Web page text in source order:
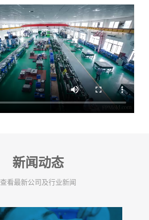
新闻动态
查看最新公司及行业新闻